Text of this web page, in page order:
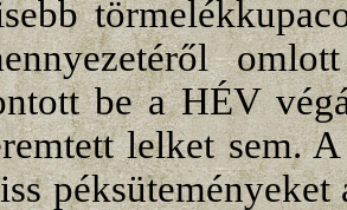
be a HÉV
lelket sem.